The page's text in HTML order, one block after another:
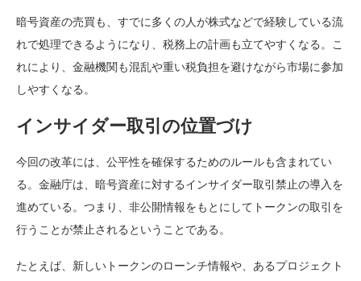
暗号資産の売買も、すでに多くの人が株式などで経験している流
れで処理できるようになり、税務上の計画も立てやすくなる。こ
れにより、金融機関も混乱や重い税負担を避けながら市場に参加
しやすくなる。
インサイダー取引の位置づけ
今回の改革には、公平性を確保するためのルールも含まれてい
る。金融庁は、暗号資産に対するインサイダー取引禁止の導入を
進めている。つまり、非公開情報をもとにしてトークンの取引を
行うことが禁止されるということである。
たとえば、新しいトークンのローンチ情報や、あるプロジェクト